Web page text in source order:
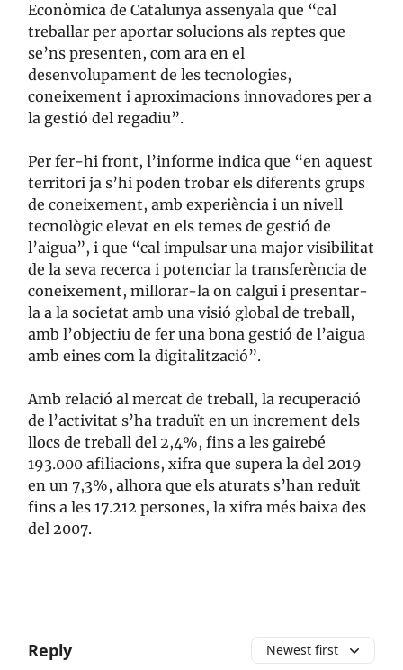
Econòmica de Catalunya assenyala que “cal
treballar per aportar solucions als reptes que
se’ns presenten, com ara en el
desenvolupament de les tecnologies,
coneixement i aproximacions innovadores per a
la gestió del regadiu”.
Per fer-hi front, l’informe indica que “en aquest
territori ja s’hi poden trobar els diferents grups
de coneixement, amb experiència i un nivell
tecnològic elevat en els temes de gestió de
l’aigua”, i que “cal impulsar una major visibilitat
de la seva recerca i potenciar la transferència de
coneixement, millorar-la on calgui i presentar-
la a la societat amb una visió global de treball,
amb l’objectiu de fer una bona gestió de l’aigua
amb eines com la digitalització”.
Amb relació al mercat de treball, la recuperació
de l’activitat s’ha traduït en un increment dels
llocs de treball del 2,4%, fins a les gairebé
193.000 afiliacions, xifra que supera la del 2019
en un 7,3%, alhora que els aturats s’han reduït
fins a les 17.212 persones, la xifra més baixa des
del 2007.
Reply Newest first